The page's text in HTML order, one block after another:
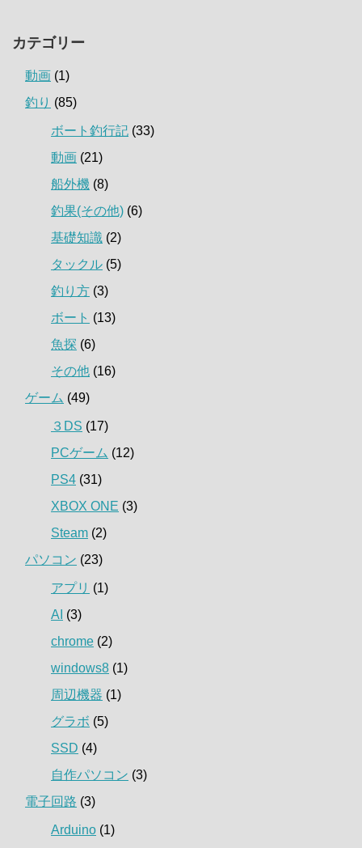
カテゴリー
動画 (1)
釣り (85)
ボート釣行記 (33)
動画 (21)
船外機 (8)
釣果(その他) (6)
基礎知識 (2)
タックル (5)
釣り方 (3)
ボート (13)
魚探 (6)
その他 (16)
ゲーム (49)
３DS (17)
PCゲーム (12)
PS4 (31)
XBOX ONE (3)
Steam (2)
パソコン (23)
アプリ (1)
AI (3)
chrome (2)
windows8 (1)
周辺機器 (1)
グラボ (5)
SSD (4)
自作パソコン (3)
電子回路 (3)
Arduino (1)